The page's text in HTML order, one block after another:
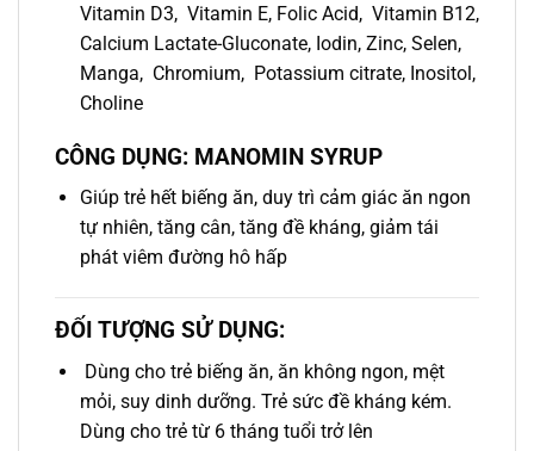
Vitamin D3, Vitamin E, Folic Acid, Vitamin B12,
Calcium Lactate-Gluconate, Iodin, Zinc, Selen,
Manga, Chromium, Potassium citrate, Inositol,
Choline
CÔNG DỤNG: MANOMIN SYRUP
Giúp trẻ hết biếng ăn, duy trì cảm giác ăn ngon
tự nhiên, tăng cân, tăng đề kháng, giảm tái
phát viêm đường hô hấp
ĐỐI TƯỢNG SỬ DỤNG:
Dùng cho trẻ biếng ăn, ăn không ngon, mệt
mỏi, suy dinh dưỡng. Trẻ sức đề kháng kém.
Dùng cho trẻ từ 6 tháng tuổi trở lên